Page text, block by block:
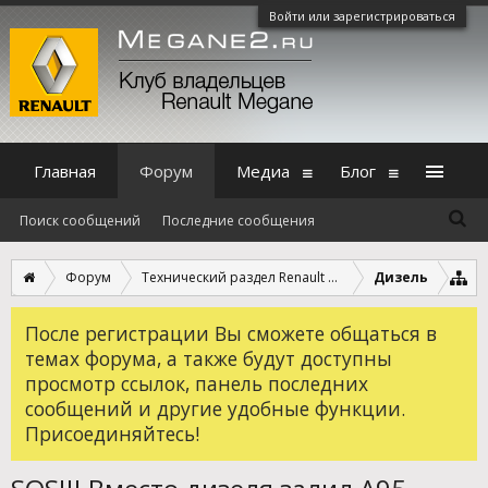
Войти или зарегистрироваться
Форум Технический раздел Renault Megane 2Дизель
После регистрации Вы сможете общаться в
темах форума, а также будут доступны
просмотр ссылок, панель последних
сообщений и другие удобные функции.
Присоединяйтесь!
Главная Форум
Поиск сообщений Последние сообщения
Медиа Блог